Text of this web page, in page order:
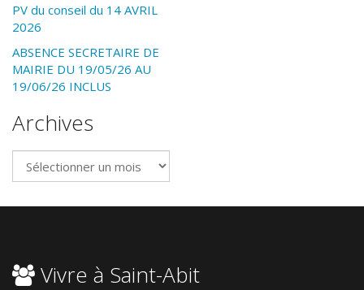
PV du conseil du 14 AVRIL
2026
ABSENCE SECRETAIRE DE
MAIRIE DU 19/05/26 AU
19/06/26 INCLUS
Archives
Archives
Vivre à Saint-Abit